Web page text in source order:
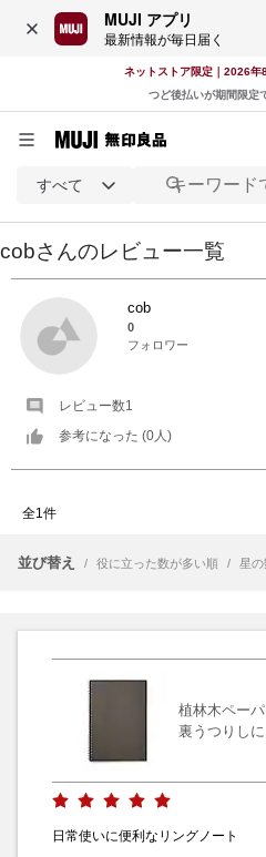
MUJI アプリ
最新情報が毎日届く
ネットストア限定｜2026
つど後払いが期間限定
すべて
cobさんのレビュー一覧
cob
0
フォロワー
レビュー数1
参考になった (0 人)
全1件
並び替え / 役に立った数が多い順 / 星の
植林木ペー
裏うつりし
日常使いに便利なリングノート